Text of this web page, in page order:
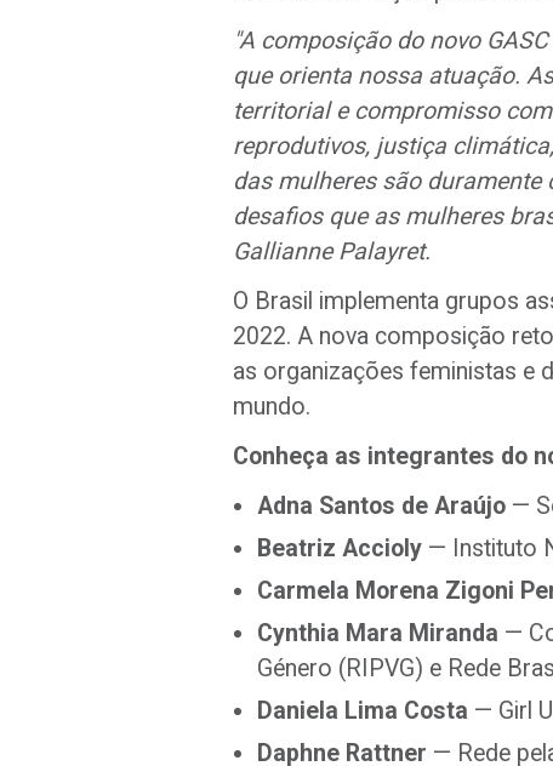
"A composição do novo
que orienta nossa atuação.
territorial e compromisso
reprodutivos, justiça
das mulheres são
desafios que as mulheres
Gallianne Palayret.
O Brasil implementa grupos
2022. A nova composição
as organizações feministas e
mundo.
Conheça as integrantes do
Adna Santos de Araújo —
Beatriz Accioly — Instituto
Carmela Morena Zigoni
Cynthia Mara Miranda —
Género (RIPVG) e Rede
Daniela Lima Costa — Girl
Daphne Rattner — Rede